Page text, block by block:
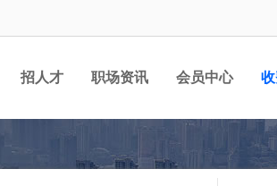
招人才 职场资讯 会员中心